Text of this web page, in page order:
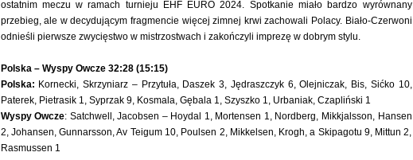
ostatnim meczu w ramach turnieju EHF EURO 2024. Spotkanie miało bardzo wyrównany
przebieg, ale w decydującym fragmencie więcej zimnej krwi zachowali Polacy. Biało-Czerwoni
odnieśli pierwsze zwycięstwo w mistrzostwach i zakończyli imprezę w dobrym stylu.
Polska – Wyspy Owcze 32:28 (15:15)
Polska: Kornecki, Skrzyniarz – Przytuła, Daszek 3, Jędraszczyk 6, Olejniczak, Bis, Sićko 10,
Paterek, Pietrasik 1, Syprzak 9, Kosmala, Gębala 1, Szyszko 1, Urbaniak, Czapliński 1
Wyspy Owcze: Satchwell, Jacobsen – Hoydal 1, Mortensen 1, Nordberg, Mikkjalsson, Hansen
2, Johansen, Gunnarsson, Av Teigum 10, Poulsen 2, Mikkelsen, Krogh, a Skipagotu 9, Mittun 2,
Rasmussen 1